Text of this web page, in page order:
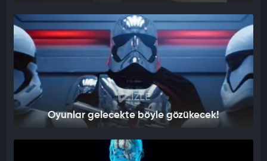
İZLE
Oyunlar gelecekte böyle gözükecek!